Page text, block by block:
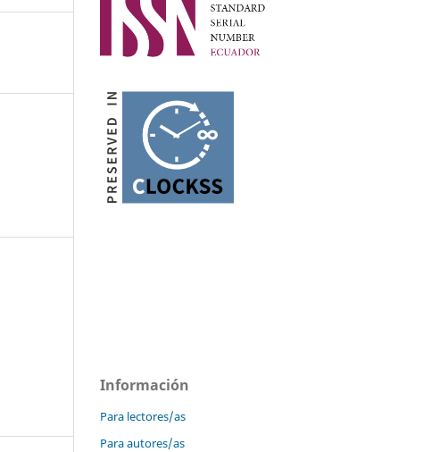
Información
Para lectores/as
Para autores/as